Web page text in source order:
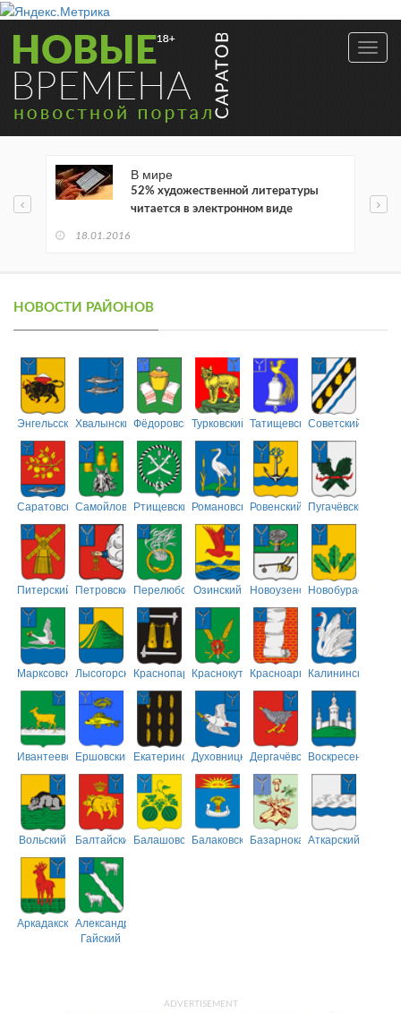
В мире
52% художественной литературы
читается в электронном виде
18.01.2016
НОВОСТИ РАЙОНОВ
ЭнгельсскийХвалынскийФёдоровскийТурковский ТатищевскийСоветский
СаратовскийСамойловскийРтищевскийРомановскийРовенский Пугачёвский
Питерский ПетровскийПерелюбскийОзинский НовоузенскийНовобурасский
МарксовскийЛысогорскийКраснопартизанский
КраснокутскийКрасноармейский
Калининский
ИвантеевскийЕршовский ЕкатериновскийДуховницкийДергачёвскийВоскресенский
Вольский БалтайскийБалашовскийБалаковскийБазарнокарабулакский
Аткарский
АркадакскийАлександрово-
Гайский
ADVERTISEMENT